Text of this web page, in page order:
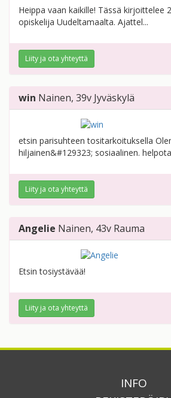
Heippa vaan kaikille! Tässä kirjoittelee
opiskelija Uudeltamaalta. Ajattel...
Liity ja ota yhteyttä
win Nainen, 39v Jyväskylä
etsin parisuhteen tositarkoituksella
hiljainen&#129323; sosiaalinen.
Liity ja ota yhteyttä
Angelie Nainen, 43v Rauma
Etsin tosiystävää!
Liity ja ota yhteyttä
INFO